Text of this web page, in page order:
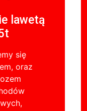
lawetą
się
oraz